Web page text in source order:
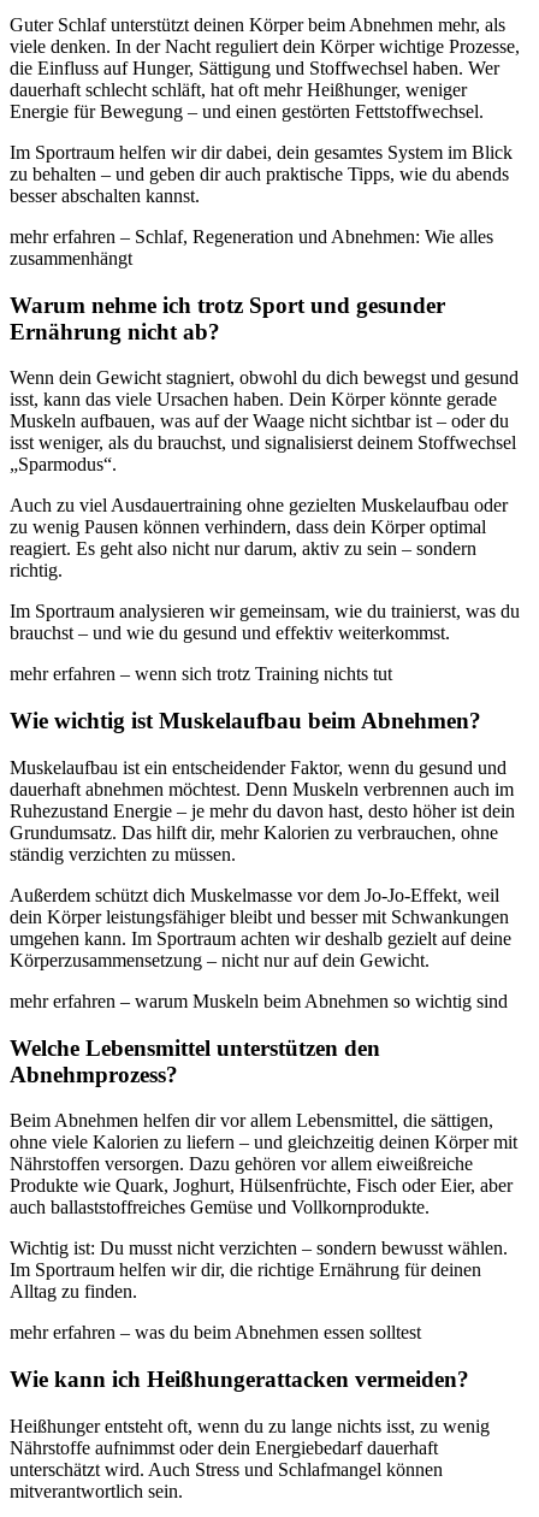
Guter Schlaf unterstützt deinen Körper beim Abnehmen mehr, als
viele denken. In der Nacht reguliert dein Körper wichtige Prozesse,
die Einfluss auf Hunger, Sättigung und Stoffwechsel haben. Wer
dauerhaft schlecht schläft, hat oft mehr Heißhunger, weniger
Energie für Bewegung – und einen gestörten Fettstoffwechsel.
Im Sportraum helfen wir dir dabei, dein gesamtes System im Blick
zu behalten – und geben dir auch praktische Tipps, wie du abends
besser abschalten kannst.
mehr erfahren – Schlaf, Regeneration und Abnehmen: Wie alles
zusammenhängt
Warum nehme ich trotz Sport und gesunder
Ernährung nicht ab?
Wenn dein Gewicht stagniert, obwohl du dich bewegst und gesund
isst, kann das viele Ursachen haben. Dein Körper könnte gerade
Muskeln aufbauen, was auf der Waage nicht sichtbar ist – oder du
isst weniger, als du brauchst, und signalisierst deinem Stoffwechsel
„Sparmodus“.
Auch zu viel Ausdauertraining ohne gezielten Muskelaufbau oder
zu wenig Pausen können verhindern, dass dein Körper optimal
reagiert. Es geht also nicht nur darum, aktiv zu sein – sondern
richtig.
Im Sportraum analysieren wir gemeinsam, wie du trainierst, was du
brauchst – und wie du gesund und effektiv weiterkommst.
mehr erfahren – wenn sich trotz Training nichts tut
Wie wichtig ist Muskelaufbau beim Abnehmen?
Muskelaufbau ist ein entscheidender Faktor, wenn du gesund und
dauerhaft abnehmen möchtest. Denn Muskeln verbrennen auch im
Ruhezustand Energie – je mehr du davon hast, desto höher ist dein
Grundumsatz. Das hilft dir, mehr Kalorien zu verbrauchen, ohne
ständig verzichten zu müssen.
Außerdem schützt dich Muskelmasse vor dem Jo-Jo-Effekt, weil
dein Körper leistungsfähiger bleibt und besser mit Schwankungen
umgehen kann. Im Sportraum achten wir deshalb gezielt auf deine
Körperzusammensetzung – nicht nur auf dein Gewicht.
mehr erfahren – warum Muskeln beim Abnehmen so wichtig sind
Welche Lebensmittel unterstützen den
Abnehmprozess?
Beim Abnehmen helfen dir vor allem Lebensmittel, die sättigen,
ohne viele Kalorien zu liefern – und gleichzeitig deinen Körper mit
Nährstoffen versorgen. Dazu gehören vor allem eiweißreiche
Produkte wie Quark, Joghurt, Hülsenfrüchte, Fisch oder Eier, aber
auch ballaststoffreiches Gemüse und Vollkornprodukte.
Wichtig ist: Du musst nicht verzichten – sondern bewusst wählen.
Im Sportraum helfen wir dir, die richtige Ernährung für deinen
Alltag zu finden.
mehr erfahren – was du beim Abnehmen essen solltest
Wie kann ich Heißhungerattacken vermeiden?
Heißhunger entsteht oft, wenn du zu lange nichts isst, zu wenig
Nährstoffe aufnimmst oder dein Energiebedarf dauerhaft
unterschätzt wird. Auch Stress und Schlafmangel können
mitverantwortlich sein.